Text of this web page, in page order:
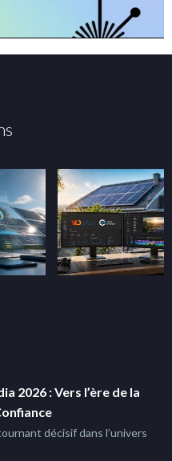
2026 : Vers l’ère de la
décisif dans l’univers